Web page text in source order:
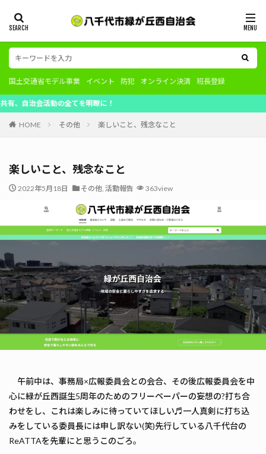
国土交通省モデル事業 イベント 防犯 オンライン決済 班長登録
動の全てを明瞭に！
HOME その他 楽しいこと、残念なこと
楽しいこと、残念なこと
2022年5月18日 その他, 活動報告 363view
午前中は、事務局×広報委員会との会合、その後広報委員会を中
心に緑が丘西誕生5周年のためのフリーペーパーの妄想の?打ち合
わせをし、これは楽しみに待っていてほしい♬一人真剣に打ち込
みをしている委員長には申し訳ない(笑)先行している八千代台の
ReATTAを先輩にと思うこのごろ。